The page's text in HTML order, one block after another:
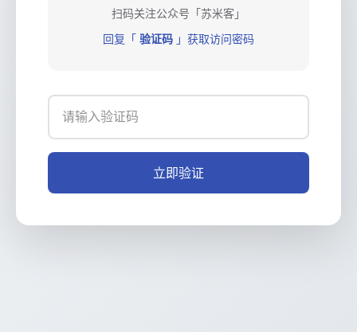
扫码关注公众号「苏米客」
回复「 验证码 」获取访问密码
立即验证